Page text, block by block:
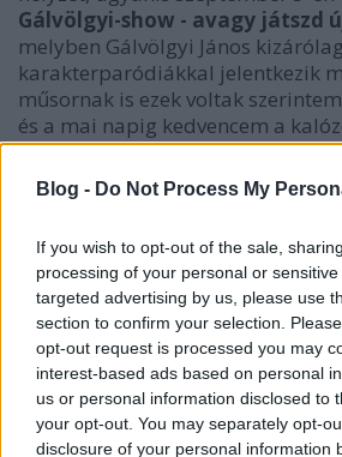
Blog - Do Not Process My
If you wish to opt-out of the sale,
processing of your personal or
targeted advertising by us, please use
section to confirm your selection.
opt-out request is processed you may
interest-based ads based on personal
us or personal information disclosed to
your opt-out. You may separately opt-
disclosure of your personal information
Gálvölgyi-show - avagy játszd
melyben Gálvölgyi János
karakterparódiákkal jelentkezik
műsornak is ezek voltak
és a mai napig kedvencem a
Barátok közt vagy a
kifigurázása.
Vigyél el!című párkereső show,
premier után is szombatonként
már nem este kilenckor, hanem
kezdődni, hiszen ez a műsor
Hungary's Got Talentet. Ez pedig
Gálvölgyi János műsorának
szombatonként lesz adásban.
a Gálvölgyi-show-val az RTL-nek